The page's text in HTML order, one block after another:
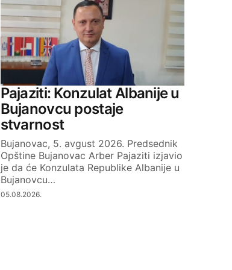
Pajaziti: Konzulat Albanije u
Bujanovcu postaje
stvarnost
Bujanovac, 5. avgust 2026. Predsednik
Opštine Bujanovac Arber Pajaziti izjavio
je da će Konzulata Republike Albanije u
Bujanovcu…
05.08.2026.